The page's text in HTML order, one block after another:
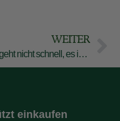
WEITER
Es geht nicht schnell, es ist echt: Was niemand über Pflanzenfarbstoffe erzählt.
einkaufen